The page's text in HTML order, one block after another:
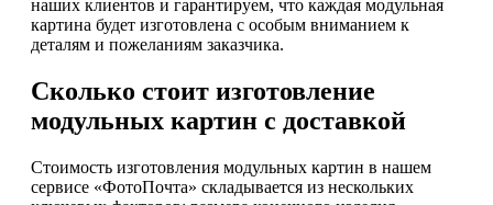
наших клиентов и гарантируем, что каждая модульная
картина будет изготовлена с особым вниманием к
деталям и пожеланиям заказчика.
Сколько стоит изготовление
модульных картин с доставкой
Стоимость изготовления модульных картин в нашем
сервисе «ФотоПочта» складывается из нескольких